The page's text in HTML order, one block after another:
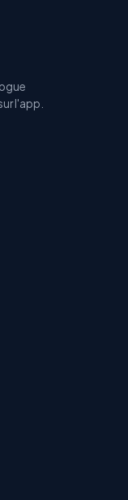
l'app.